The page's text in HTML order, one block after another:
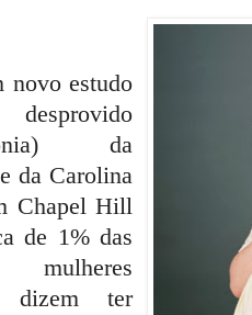
novo estudo
desprovido
da
da Carolina
Chapel Hill
de 1% das
dizem ter